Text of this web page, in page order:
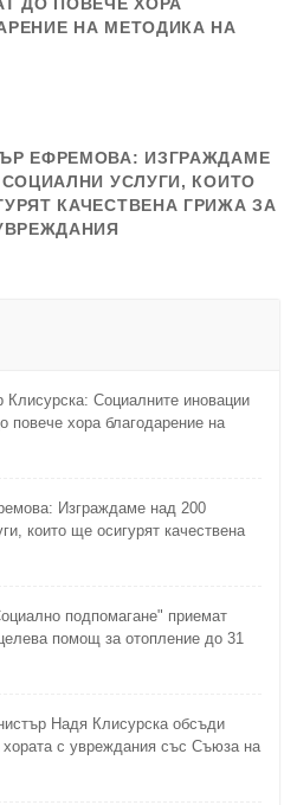
НА МЕТОДИКА НА
ЕФРЕМОВА: ИЗГРАЖДАМЕ
СОЦИАЛНИ УСЛУГИ, КОИТО
КАЧЕСТВЕНА ГРИЖА ЗА
Клисурска: Социалните иновации
повече хора благодарение на
Изграждаме над 200
които ще осигурят качествена
подпомагане" приемат
помощ за отопление до 31
Надя Клисурска обсъди
хората с увреждания със Съюза на